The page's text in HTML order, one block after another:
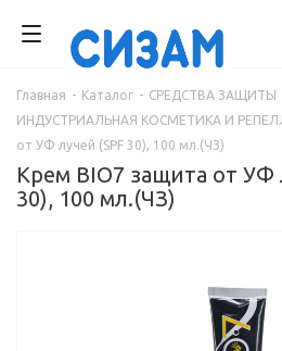
Главная - Каталог - СРЕДСТВА ЗАЩИТЫ
ИНДУСТРИАЛЬНАЯ КОСМЕТИКА И
от УФ лучей (SPF 30), 100 мл.(ЧЗ)
Крем BIO7 защита от УФ
30), 100 мл.(ЧЗ)